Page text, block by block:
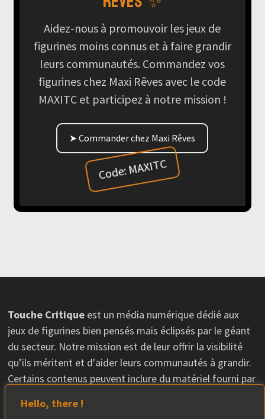
Hello, there !
Aidez-nous à promouvoir les jeux de
figurines moins connus et à faire grandir
leurs communautés. Commandez vos
figurines chez Maxi Rêves avec le code
MAXITC et participez à notre mission !
➤ Commander chez Maxi Rêves
Code: MAXITC
Touche Critique est un média numérique dédié aux
jeux de figurines bien pensés mais éclipsés par le géant
du secteur. Notre mission est de leur offrir la visibilité
qu’ils méritent et d'aider leurs communautés à grandir.
Certains contenus peuvent inclure du matériel fourni par
éditoriale conserve une totale indépendance dans ses